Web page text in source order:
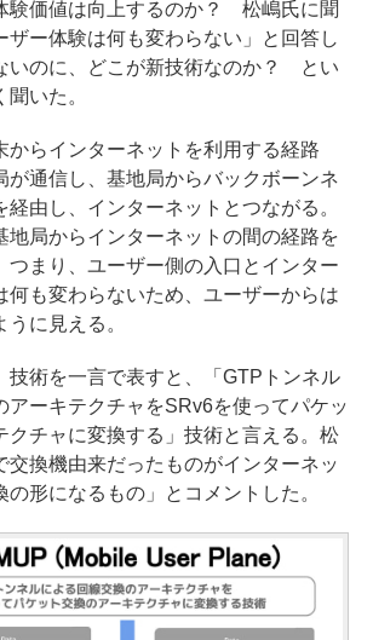
験価値は向上するのか？ 松嶋氏に聞
ザー体験は何も変わらない」と回答し
いのに、どこが新技術なのか？ とい
いた。
らインターネットを利用する経路
が通信し、基地局からバックボーンネ
経由し、インターネットとつながる。
地局からインターネットの間の経路を
つまり、ユーザー側の入口とインター
何も変わらないため、ユーザーからは
に見える。
術を一言で表すと、「GTPトンネル
アーキテクチャをSRv6を使ってパケッ
クチャに変換する」技術と言える。松
交換機由来だったものがインターネッ
の形になるもの」とコメントした。